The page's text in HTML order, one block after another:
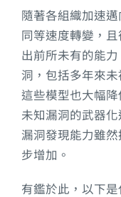
隨著各組織加速
同等速度轉變，
出前所未有的能
洞，包括多年來
這些模型也大幅
未知漏洞的武器
漏洞發現能力雖
步增加。
有鑑於此，以下